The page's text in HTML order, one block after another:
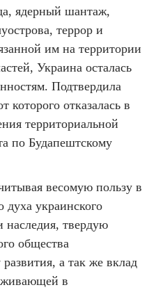
ядерный шантаж,
террор и
им на территории
Украина осталась
Подтвердила
которого отказалась в
территориальной
по Будапештскому
весомую пользу в
духа украинского
наследия, твердую
общества
а так же вклад
в